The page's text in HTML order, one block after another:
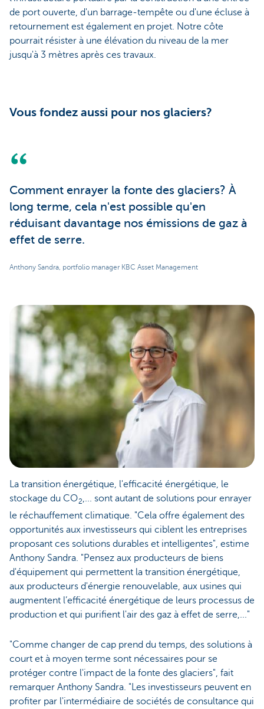
de port ouverte, d'un barrage-tempête ou d'une écluse à
retournement est également en projet. Notre côte
pourrait résister à une élévation du niveau de la mer
jusqu'à 3 mètres après ces travaux.
Vous fondez aussi pour nos glaciers?
Comment enrayer la fonte des glaciers? À
long terme, cela n'est possible qu'en
réduisant davantage nos émissions de gaz à
effet de serre.
Anthony Sandra, portfolio manager KBC Asset Management
La transition énergétique, l'efficacité énergétique, le
stockage du CO2,... sont autant de solutions pour enrayer
le réchauffement climatique. "Cela offre également des
opportunités aux investisseurs qui ciblent les entreprises
proposant ces solutions durables et intelligentes", estime
Anthony Sandra. "Pensez aux producteurs de biens
d'équipement qui permettent la transition énergétique,
aux producteurs d'énergie renouvelable, aux usines qui
augmentent l’efficacité énergétique de leurs processus de
production et qui purifient l'air des gaz à effet de serre,..."
"Comme changer de cap prend du temps, des solutions à
court et à moyen terme sont nécessaires pour se
protéger contre l'impact de la fonte des glaciers", fait
remarquer Anthony Sandra. "Les investisseurs peuvent en
profiter par l'intermédiaire de sociétés de consultance qui